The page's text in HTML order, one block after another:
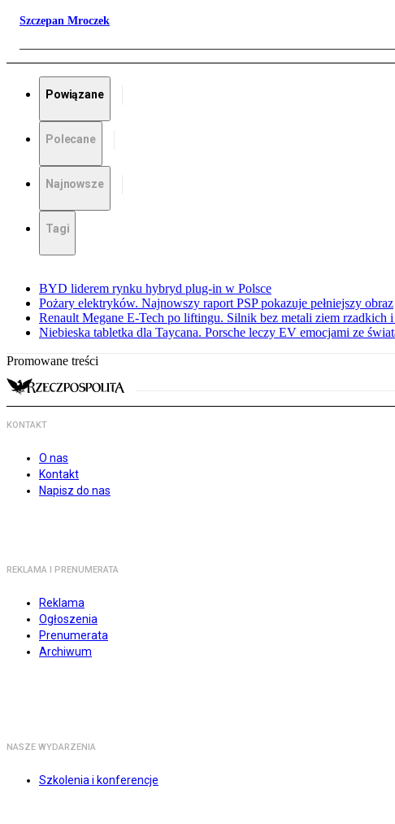
Szczepan Mroczek
Powiązane
Polecane
Najnowsze
Tagi
BYD liderem rynku hybryd plug-in w Polsce
Pożary elektryków. Najnowszy raport PSP pokazuje pełniejszy obraz
Renault Megane E-Tech po liftingu. Silnik bez metali ziem rzadkich
Niebieska tabletka dla Taycana. Porsche leczy EV emocjami ze
Promowane treści
KONTAKT
O nas
Kontakt
Napisz do nas
REKLAMA I PRENUMERATA
Reklama
Ogłoszenia
Prenumerata
Archiwum
NASZE WYDARZENIA
Szkolenia i konferencje